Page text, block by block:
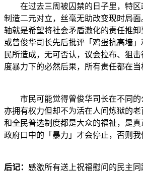
在过去三周被囚禁的日子里，特
制造二元对立，丝毫无助改变现时局
轴就是希望将社会矛盾激化的责任推
或曾俊华司长先后批评「鸡蛋抗高墙
民所造成，无可否认，议会拉布、狙
度暴力下的必然后果，所有责任都在当
市民可能觉得曾俊华司长在不同
亦拥有权力但却不为活在人间炼狱的
和全民普选制度都是大众的福祉，是
政府口中的「暴力」才会停止，否则
后记： 感激所有送上祝福慰问的民主